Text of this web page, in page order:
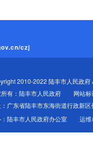
czj
2010-2022 陆丰市人民政
有：陆丰市人民政府
网站
广东省陆丰市东海街道行政新
陆丰市人民政府办公室
运维